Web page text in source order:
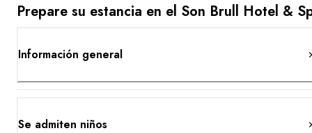
Prepare su estancia en el Son Brull Hotel &
Información general
Se admiten niños